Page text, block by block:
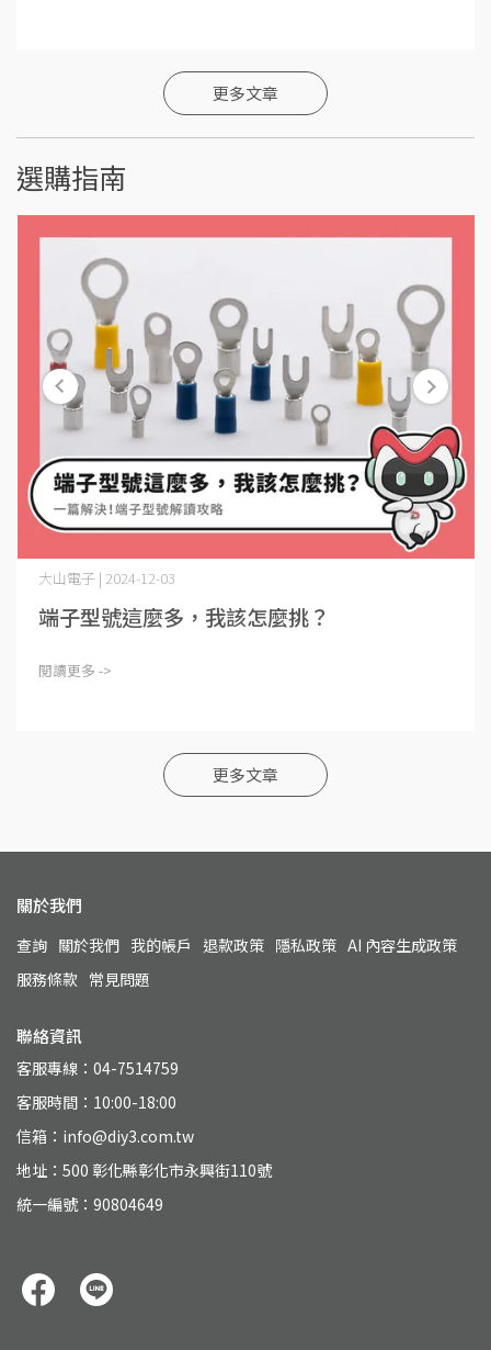
更多文章
選購指南
大山電子 | 2024-12-03
端子型號這麼多，我該怎麼挑？
閱讀更多 ->
更多文章
關於我們
查詢 關於我們 我的帳戶 退款政策 隱私政策 AI 內容生成政策
服務條款 常見問題
聯絡資訊
客服專線：04-7514759
客服時間：10:00-18:00
信箱：info@diy3.com.tw
地址：500 彰化縣彰化市永興街110號
統一編號：90804649